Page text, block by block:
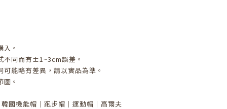
。
不同而有±1~3cm誤差。
能略有差異，請以實品為準。
。
國機能帽｜跑步帽｜運動帽｜高爾夫